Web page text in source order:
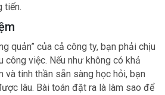
tiến.
quản” của cả công ty, bạn phải chịu
công việc. Nếu như không có khả
và tinh thần sẵn sàng học hỏi, bạn
lâu. Bài toán đặt ra là làm sao để